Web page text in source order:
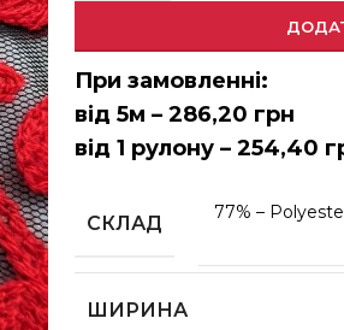
При замовленні:
від 5м – 286,20 грн
від 1 рулону – 254,40
СКЛАД
77% –
ШИРИНА